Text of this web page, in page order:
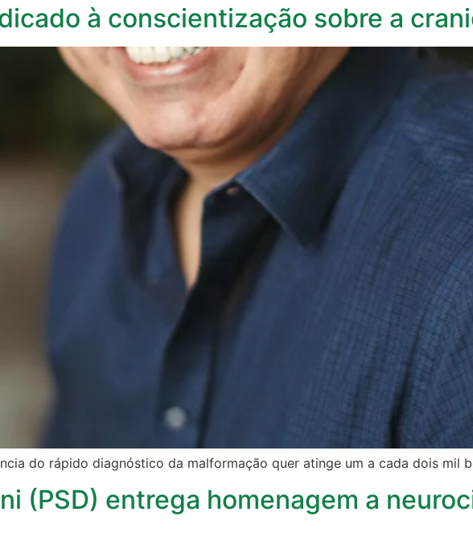
à conscientização sobre a
do rápido diagnóstico da malformação quer atinge um a cada dois mil
(PSD) entrega homenagem a